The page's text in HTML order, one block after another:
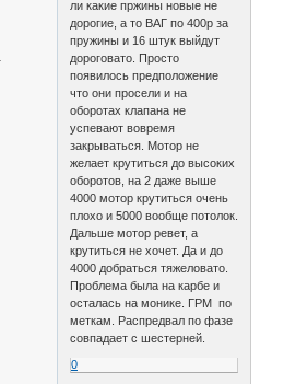
ли какие пржины новые не
дорогие, а то ВАГ по 400р за
пружины и 16 штук выйдут
дороговато. Просто
появилось предположение
что они просели и на
оборотах клапана не
успевают вовремя
закрываться. Мотор не
желает крутиться до высоких
оборотов, на 2 даже выше
4000 мотор крутиться очень
плохо и 5000 вообще потолок.
Дальше мотор ревет, а
крутиться не хочет. Да и до
4000 добраться тяжеловато.
Проблема была на карбе и
осталась на монике. ГРМ по
меткам. Распредвал по фазе
совпадает с шестерней.
0